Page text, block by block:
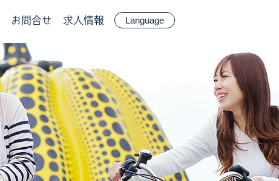
お問合せ 求人情報 Language